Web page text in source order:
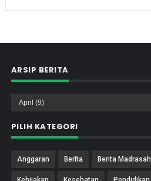
ARSIP BERITA
PILIH KATEGORI
Anggaran Berita Berita Madrasah